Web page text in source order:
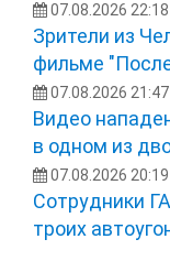
07.08.2026 22:18
Зрители из
фильме
07.08.2026 21:47
Видео
в одном из
07.08.2026 20:19
Сотрудники
троих